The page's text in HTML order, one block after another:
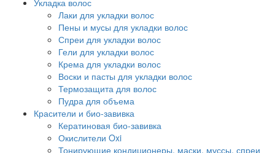
Укладка волос
Лаки для укладки волос
Пены и мусы для укладки волос
Спреи для укладки волос
Гели для укладки волос
Крема для укладки волос
Воски и пасты для укладки волос
Термозащита для волос
Пудра для объема
Красители и био-завивка
Кератиновая био-завивка
Окислители Oxi
Тонирующие кондиционеры, маски, муссы, спреи